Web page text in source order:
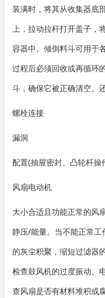
装满时，将其从收集器底
上，拉动拉杆打开盖子，
容器中。倾倒料斗可用于
过程后必须回收或再循环
斗，确保它被正确清空。
螺栓连接
漏洞
配置(抽屉密封、凸轮杆操
风扇电动机
大小合适且功能正常的风
静压/能量。当不能正常
的灰尘积聚，缩短过滤器
检查鼓风机的过度振动、
查风扇是否有材料堆积或腐